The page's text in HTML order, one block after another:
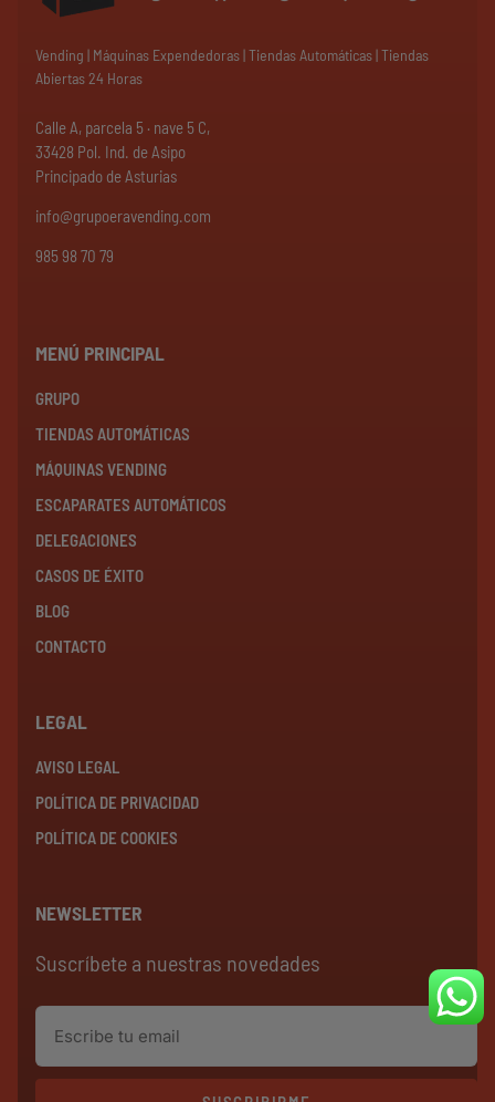
Vending | Máquinas Expendedoras | Tiendas Automáticas | Tiendas
Abiertas 24 Horas
Calle A, parcela 5 · nave 5 C,
33428 Pol. Ind. de Asipo
Principado de Asturias
info@grupoeravending.com
985 98 70 79
MENÚ PRINCIPAL
GRUPO
TIENDAS AUTOMÁTICAS
MÁQUINAS VENDING
ESCAPARATES AUTOMÁTICOS
DELEGACIONES
CASOS DE ÉXITO
BLOG
CONTACTO
LEGAL
AVISO LEGAL
POLÍTICA DE PRIVACIDAD
POLÍTICA DE COOKIES
NEWSLETTER
Suscríbete a nuestras novedades